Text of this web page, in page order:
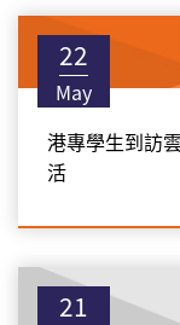
22
May
港專學生到訪
活
21